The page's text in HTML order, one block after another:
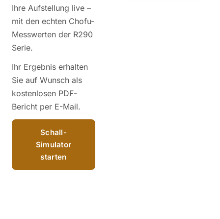
Ihre Aufstellung live –
mit den echten Chofu-
Messwerten der R290
Serie.
Ihr Ergebnis erhalten
Sie auf Wunsch als
kostenlosen PDF-
Bericht per E-Mail.
Schall-
Simulator
starten